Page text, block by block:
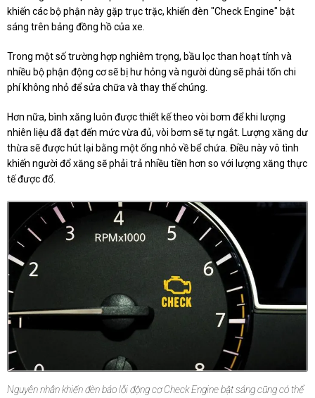
khiến các bộ phận này gặp trục trặc, khiến đèn "Check Engine" bật
sáng trên bảng đồng hồ của xe.
Trong một số trường hợp nghiêm trọng, bầu lọc than hoạt tính và
nhiều bộ phận động cơ sẽ bị hư hỏng và người dùng sẽ phải tốn chi
phí không nhỏ để sửa chữa và thay thế chúng.
Hơn nữa, bình xăng luôn được thiết kế theo vòi bơm để khi lượng
nhiên liệu đã đạt đến mức vừa đủ, vòi bơm sẽ tự ngắt. Lượng xăng dư
thừa sẽ được hút lại bằng một ống nhỏ về bể chứa. Điều này vô tình
khiến người đổ xăng sẽ phải trả nhiều tiền hơn so với lượng xăng thực
tế được đổ.
Nguyên nhân khiến đèn báo lỗi động cơ Check Engine bật sáng cũng có thể